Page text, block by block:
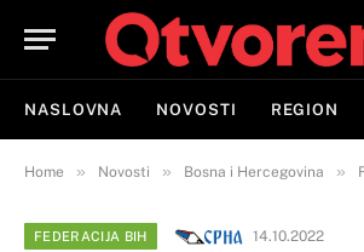
NASLOVNA NOVOSTI REGION
Home » Novosti » Bosna i Hercegovina »
FEDERACIJA BIH 14.10.2022